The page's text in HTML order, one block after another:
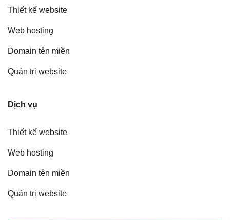
Thiết kế website
Web hosting
Domain tên miền
Quản trị website
Dịch vụ
Thiết kế website
Web hosting
Domain tên miền
Quản trị website